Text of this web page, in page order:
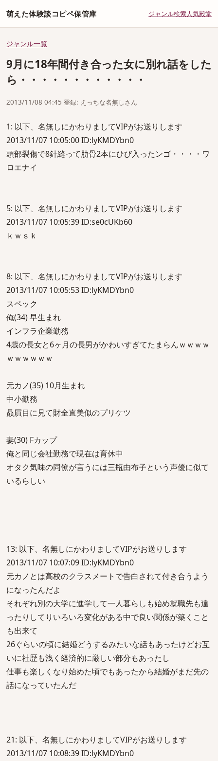
萌えた体験談コピペ保管庫 ジャンル検索人気殿堂
ジャンル一覧
9月に18年間付き合った女に別れ話をした
ら・・・・・・・・・・・・
2013/11/08 04:45 登録: えっちな名無しさん
1: 以下、名無しにかわりましてVIPがお送りします
2013/11/07 10:05:00 ID:lyKMDYbn0
頭部裂傷で8針縫って肋骨2本にひび入ったンゴ・・・・ワ
ロエナイ
5: 以下、名無しにかわりましてVIPがお送りします
2013/11/07 10:05:39 ID:se0cUKb60
ｋｗｓｋ
8: 以下、名無しにかわりましてVIPがお送りします
2013/11/07 10:05:53 ID:lyKMDYbn0
スペック
俺(34) 早生まれ
インフラ企業勤務
4歳の長女と6ヶ月の長男がかわいすぎてたまらんｗｗｗｗ
ｗｗｗｗｗｗ
元カノ(35) 10月生まれ
中小勤務
贔屓目に見て財全直美似のプリケツ
妻(30) Fカップ
俺と同じ会社勤務で現在は育休中
オタク気味の同僚が言うには三瓶由布子という声優に似て
いるらしい
13: 以下、名無しにかわりましてVIPがお送りします
2013/11/07 10:07:09 ID:lyKMDYbn0
元カノとは高校のクラスメートで告白されて付き合うよう
になったんだよ
それぞれ別の大学に進学して一人暮らしも始め就職先も違
ったりしてりいろいろ変化がある中で良い関係が築くこと
も出来て
26ぐらいの頃に結婚どうするみたいな話もあったけどお互
いに社歴も浅く経済的に厳しい部分もあったし
仕事も楽しくなり始めた頃でもあったから結婚がまだ先の
話になっていたんだ
21: 以下、名無しにかわりましてVIPがお送りします
2013/11/07 10:08:39 ID:lyKMDYbn0